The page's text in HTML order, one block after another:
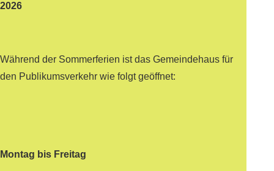
2026
Während der Sommerferien ist das Gemeindehaus für
den Publikumsverkehr wie folgt geöffnet:
Montag bis Freitag